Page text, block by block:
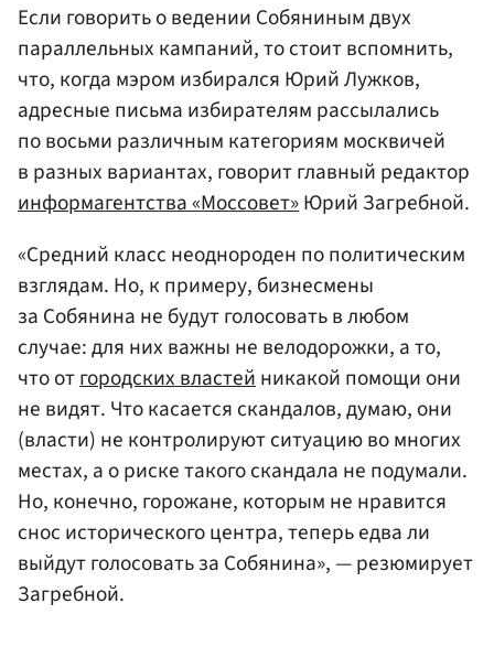
Если говорить о ведении Собяниным двух
параллельных кампаний, то стоит вспомнить,
что, когда мэром избирался Юрий Лужков,
адресные письма избирателям рассылались
по восьми различным категориям москвичей
в разных вариантах, говорит главный редактор
информагентства «Моссовет»Юрий Загребной.
«Средний класс неоднороден по политическим
взглядам. Но, к примеру, бизнесмены
за Собянина не будут голосовать в любом
случае: для них важны не велодорожки, а то,
что отгородских властейникакой помощи они
не видят. Что касается скандалов, думаю, они
(власти) не контролируют ситуацию во многих
местах, а о риске такого скандала не подумали.
Но, конечно, горожане, которым не нравится
снос исторического центра, теперь едва ли
выйдут голосовать за Собянина», — резюмирует
Загребной.